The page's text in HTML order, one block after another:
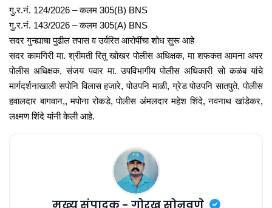
गु.र.नं. 124/2026 – कलम 305(B) BNS
गु.र.नं. 143/2026 – कलम 305(A) BNS
सदर गुन्ह्याचा पुढील तपास व उर्वरित आरोपींचा शोध सुरू आहे
सदर कामगिरी मा. श्रीमती रितु खोखर पोलीस अधिक्षक, मा शफकत आमना अपर
पोलीस अधिक्षक, संजय पवार मा. उपविभागीय पोलीस अधिकारी सो कळंब यांचे
मार्गदर्शनाखाली सपोनि विलास हजारे, पोउपनि माळी, ग्रेड पोउपनि सातपुते, पोलीस
हवालदार बागवान,, मपोना रोकडे, पोलीस अंमलदार महेश शिंदे, नवनाथ खांडेकर,
लक्ष्मण शिंदे यांनी केली आहे.
मुख्य संपादक - गोरख सोनवणे